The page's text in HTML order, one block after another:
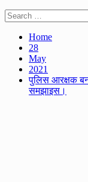
Search
for:
Home
28
May
2021
पुलिस आरक्षक
समझाइस।